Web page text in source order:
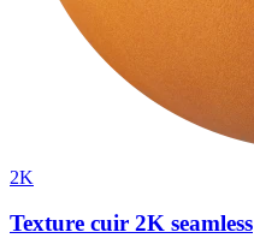
2K
Texture cuir 2K seamless